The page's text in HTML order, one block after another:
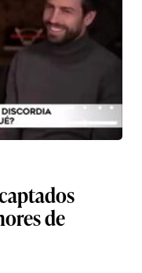
de